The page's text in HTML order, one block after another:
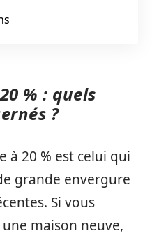
% : quels
?
à 20 % est celui qui
grande envergure
Si vous
maison neuve,